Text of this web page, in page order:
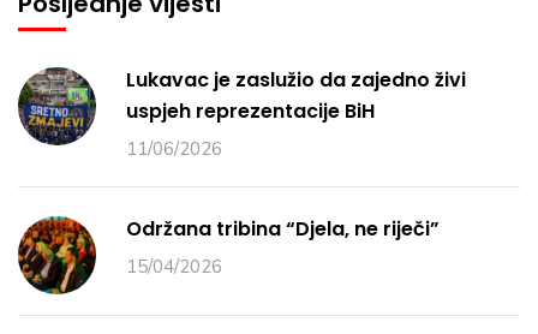
Lukavac je zaslužio da zajedno živi
uspjeh reprezentacije BiH
11/06/2026
Održana tribina “Djela, ne riječi”
15/04/2026